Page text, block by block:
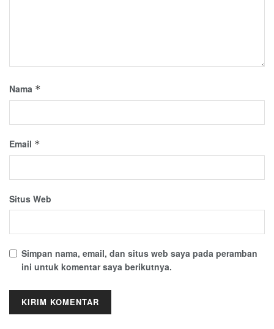
Nama *
Email *
Situs Web
Simpan nama, email, dan situs web saya pada peramban
ini untuk komentar saya berikutnya.